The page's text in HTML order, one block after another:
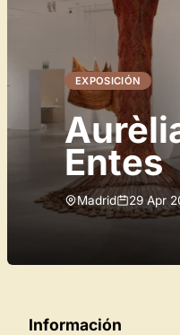
EXPOSICIÓN
Entes
Madrid 29 Apr
Información